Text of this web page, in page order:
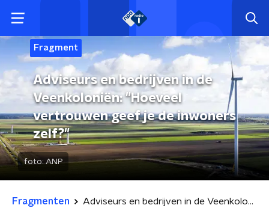
Fragment
Adviseurs en bedrijven in de
Veenkoloniën: "Hoeveel
vertrouwen geef je de inwoners
zelf?"
foto: ANP
Fragmenten Adviseurs en bedrijven in de Veenkoloniën: "Hoeveel vertrouwen geef je de inwoners zelf?"